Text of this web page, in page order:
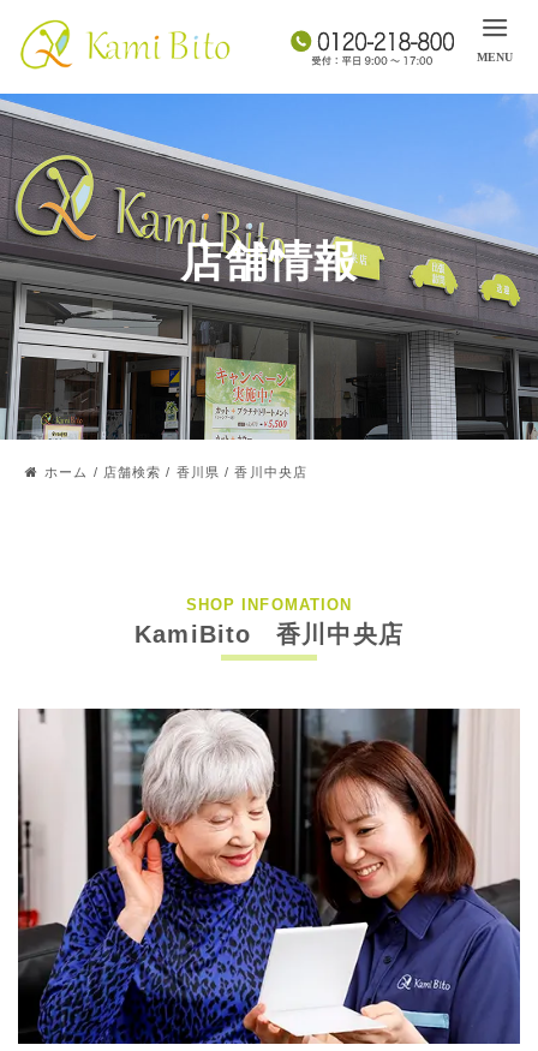
店舗情報
ホーム / 店舗検索 / 香川県 / 香川中央店
SHOP INFOMATION
KamiBito 香川中央店